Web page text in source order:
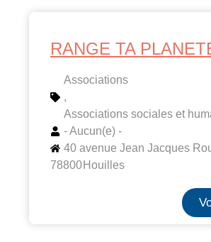
RANGE TA
Associations
,
Associations sociales et
- Aucun(e) -
40 avenue Jean Jacques
78800 Houilles